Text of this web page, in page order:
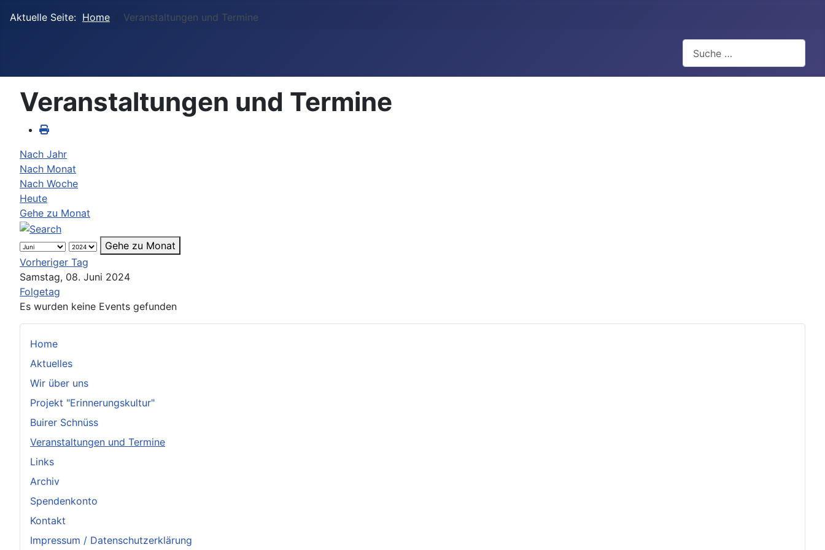
Aktuelle Seite: Home Veranstaltungen und Termine
Home
Aktuelles
Wir über uns
Projekt "Erinnerungskultur"
Buirer Schnüss
Veranstaltungen und Termine
Links
Archiv
Spendenkonto
Kontakt
Impressum / Datenschutzerklärung
Veranstaltungen und Termine
Nach Jahr
Nach Monat
Nach Woche
Heute
Gehe zu Monat
Gehe zu Monat
Vorheriger Tag
Samstag, 08. Juni 2024
Folgetag
Es wurden keine Events gefunden